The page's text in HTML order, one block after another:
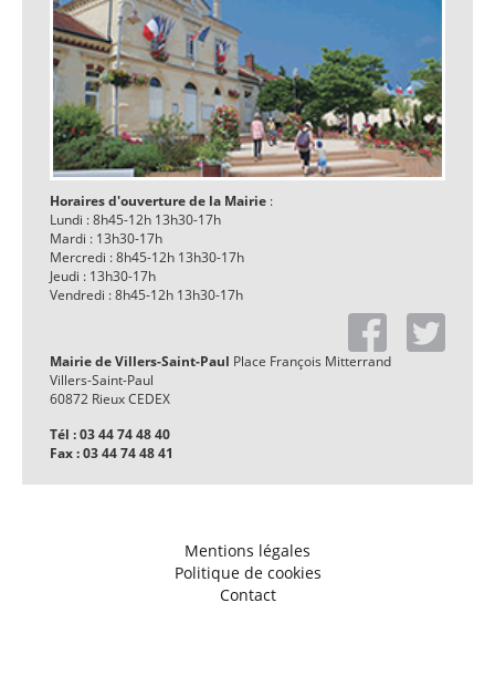
Horaires d'ouverture de la Mairie :
Lundi : 8h45-12h 13h30-17h
Mardi : 13h30-17h
Mercredi : 8h45-12h 13h30-17h
Jeudi : 13h30-17h
Vendredi : 8h45-12h 13h30-17h
Mairie de Villers-Saint-Paul Place François Mitterrand
Villers-Saint-Paul
60872 Rieux CEDEX
Tél : 03 44 74 48 40
Fax : 03 44 74 48 41
Mentions légales
Politique de cookies
Contact